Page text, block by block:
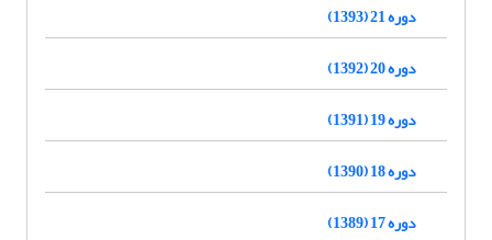
دوره 21 (1393)
دوره 20 (1392)
دوره 19 (1391)
دوره 18 (1390)
دوره 17 (1389)